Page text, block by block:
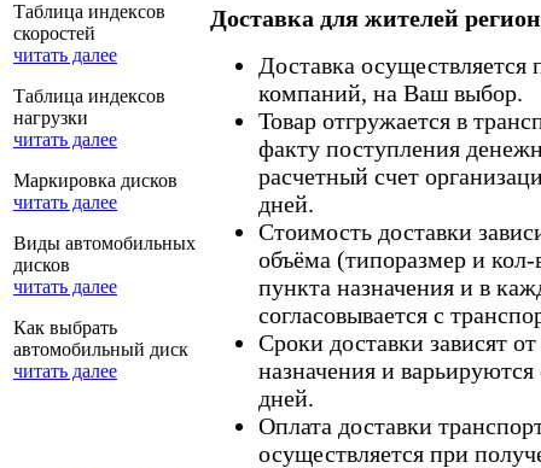
Таблица индексов
скоростей
читать далее
Таблица индексов
нагрузки
читать далее
Маркировка дисков
читать далее
Виды автомобильных
дисков
читать далее
Как выбрать
автомобильный диск
читать далее
Доставка для жителей
Доставка
компаний, на Ваш выбор.
Товар отгружается в
факту поступления
расчетный счет
дней.
Стоимость доставки
объёма (типоразмер и кол-
пункта назначения и в
согласовывается с
Сроки доставки зависят
назначения и
дней.
Оплата доставки
осуществляется при